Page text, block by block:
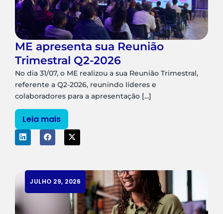
ME apresenta sua Reunião
Trimestral Q2-2026
No dia 31/07, o ME realizou a sua Reunião Trimestral,
referente a Q2-2026, reunindo líderes e
colaboradores para a apresentação [...]
Leia mais
JULHO 29, 2026